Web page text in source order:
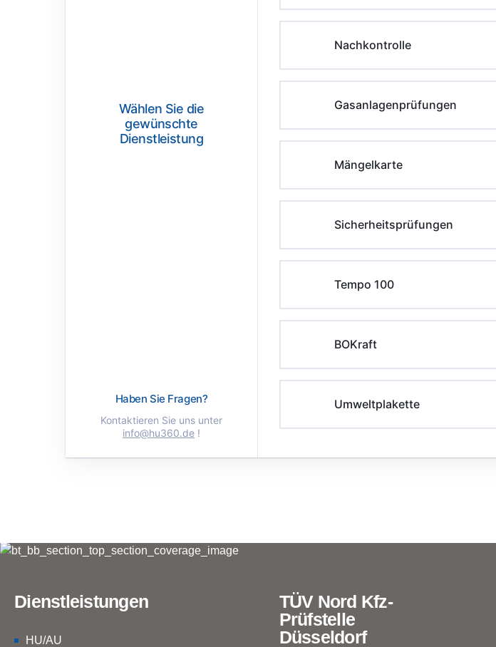
Wählen Sie die
gewünschte
Dienstleistung
Haben Sie Fragen?
Kontaktieren Sie uns unter
info@hu360.de !
Nachkontrolle
Gasanlagenprüfungen
Mängelkarte
Sicherheitsprüfungen
Tempo 100
BOKraft
Umweltplakette
Dienstleistungen
HU/AU
TÜV Nord Kfz-
Prüfstelle
Düsseldorf